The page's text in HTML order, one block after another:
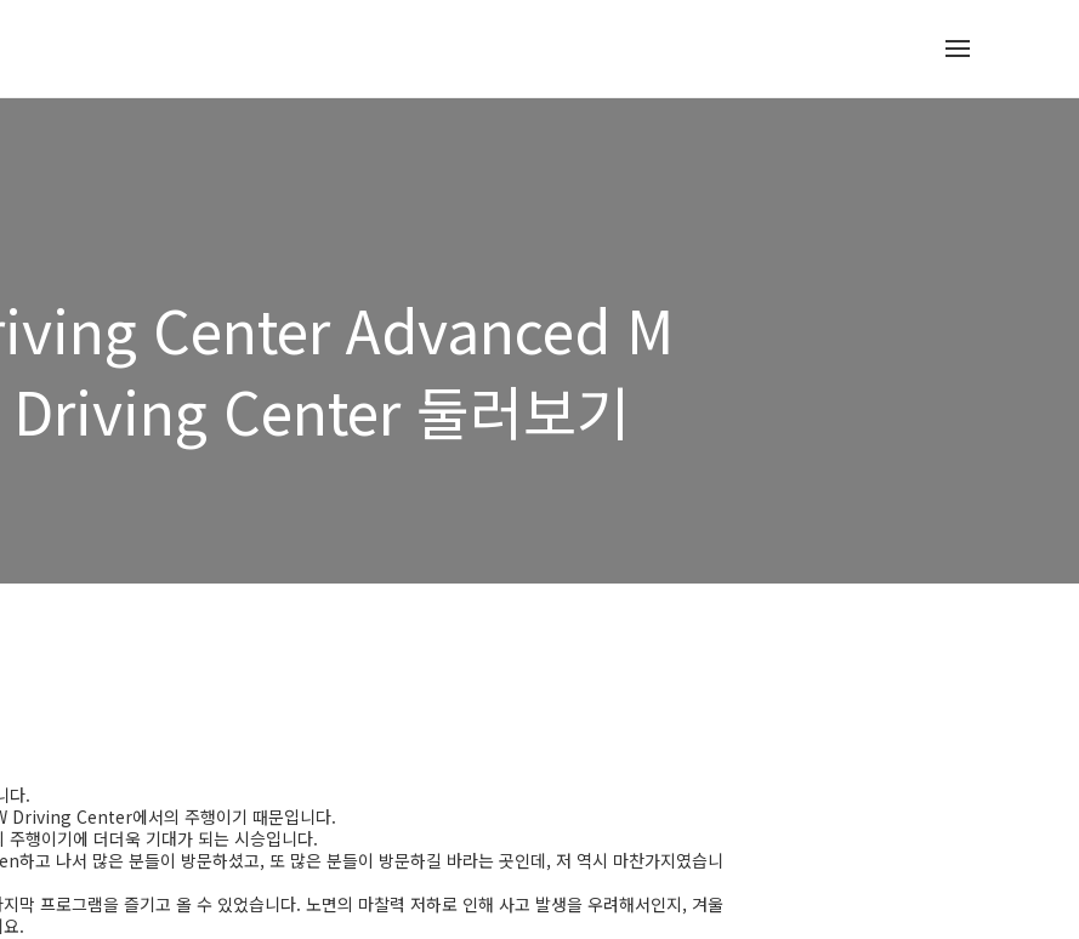
Center Advanced M
Driving Center 둘러보기
다.
Driving Center에서의 주행이기 때문입니다.
행이기에 더더욱 기대가 되는 시승입니다.
고 나서 많은 분들이 방문하셨고, 또 많은 분들이 방문하길 바라는 곳인데, 저 역시 마찬가지였습니
막 프로그램을 즐기고 올 수 있었습니다. 노면의 마찰력 저하로 인해 사고 발생을 우려해서인지, 겨울
.